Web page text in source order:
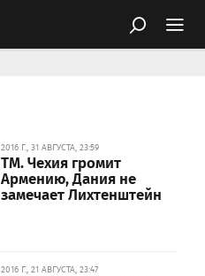
2016 Г., 31 АВГУСТА, 23:59
ТМ. Чехия громит
Армению, Дания не
замечает Лихтенштейн
2016 Г., 21 АВГУСТА, 23:47